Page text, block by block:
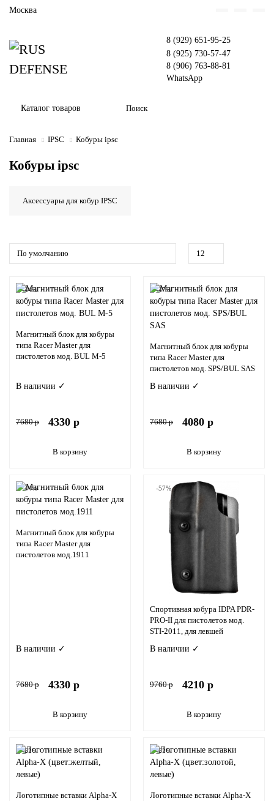
Москва
8 (929) 651-95-25
8 (925) 730-57-47
8 (906) 763-88-81
WhatsApp
Каталог товаров
Главная IPSC Кобуры ipsc
Кобуры ipsc
Аксессуары для кобур IPSC
-44%
Магнитный блок для кобуры
типа Racer Master для
пистолетов мод. BUL M-5
В наличии ✓
7680 р 4330 р
В корзину
-47%
Магнитный блок для кобуры
типа Racer Master для
пистолетов мод. SPS/BUL SAS
В наличии ✓
7680 р 4080 р
В корзину
-44%
Магнитный блок для кобуры
типа Racer Master для
пистолетов мод.1911
В наличии ✓
7680 р 4330 р
В корзину
-57%
Спортивная кобура IDPA PDR-
PRO-II для пистолетов мод.
STI-2011, для левшей
В наличии ✓
9760 р 4210 р
В корзину
-62%
Логотипные вставки Alpha-X
-62%
Логотипные вставки Alpha-X